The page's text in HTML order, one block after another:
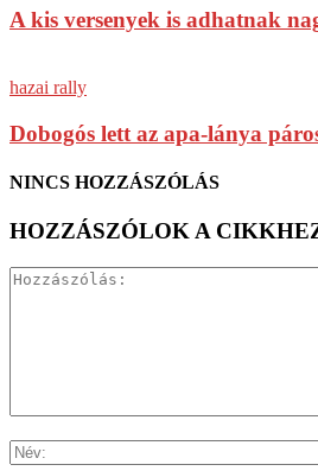
A kis versenyek is adhatnak
hazai rally
Dobogós lett az apa-lánya
NINCS HOZZÁSZÓLÁS
HOZZÁSZÓLOK A